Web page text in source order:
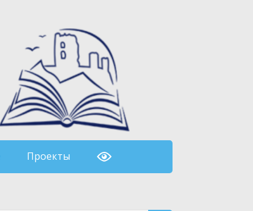
Проекты